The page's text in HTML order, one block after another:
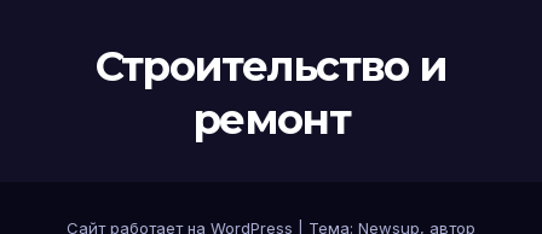
Строительство и
ремонт
Сайт работает на WordPress Тема: Newsup, автор